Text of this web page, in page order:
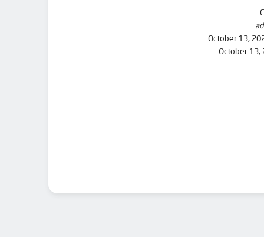
October 13,
October 13,